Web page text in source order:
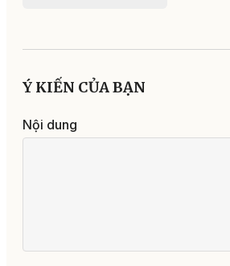
Ý KIẾN CỦA BẠN
Nội dung